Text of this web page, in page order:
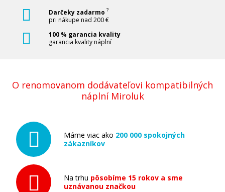
Darčeky zadarmo ?
pri nákupe nad 200 €
100 % garancia kvality
garancia kvality náplní
O renomovanom dodávateľovi kompatibilných
náplní Miroluk
Máme viac ako 200 000 spokojných
zákazníkov
Na trhu pôsobíme 15 rokov a sme
uznávanou značkou